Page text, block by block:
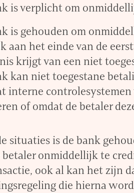
is verplicht om
is gehouden om
aan het einde van de
krijgt van een niet
kan niet toegestane
interne
of omdat de betaler
situaties is de bank
betaler onmiddellijk te
ook al kan het zijn
die hierna